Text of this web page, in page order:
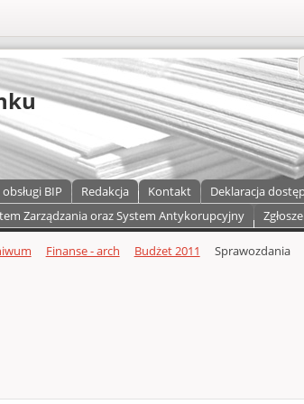
BIP Redakcja Kontakt Deklaracja
Zarządzania oraz System Antykorupcyjny
Finanse - arch Budżet 2011 Sprawozdania